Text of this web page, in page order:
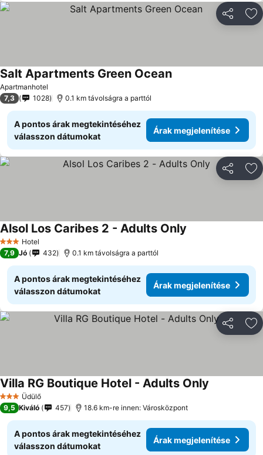
Apartmanhotel
Salt Apartments Green Ocean
7,3 1028 0.1 km távolságra a parttól
A pontos árak megtekintéséhez
válasszon dátumokat
Árak megjelenítése
3 Kategória
Hotel
Alsol Los Caribes 2 - Adults Only
7,9 Jó 432 0.1 km távolságra a parttól
A pontos árak megtekintéséhez
válasszon dátumokat
Árak megjelenítése
3 Kategória
Üdülő
Villa RG Boutique Hotel - Adults Only
9,5 Kiváló 457 18.6 km-re innen: Városközpont
A pontos árak megtekintéséhez
válasszon dátumokat
Árak megjelenítése